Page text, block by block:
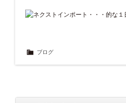
ブログ